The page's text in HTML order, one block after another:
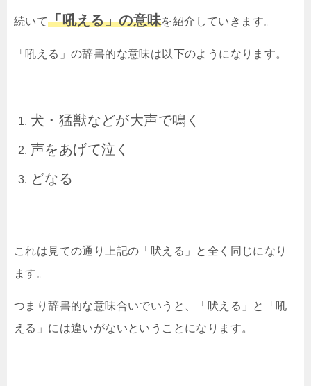
続いて「吼える」の意味を紹介していきます。
「吼える」の辞書的な意味は以下のようになります。
犬・猛獣などが大声で鳴く
声をあげて泣く
どなる
これは見ての通り上記の「吠える」と全く同じになり
ます。
つまり辞書的な意味合いでいうと、「吠える」と「吼
える」には違いがないということになります。